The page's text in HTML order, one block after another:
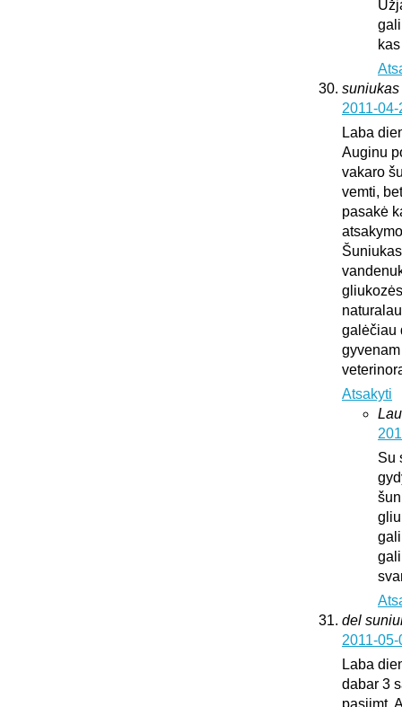
suniukas
2011-
Laba
Auginu
vakaro
vemti,
pasakė
galėčiau
Atsakyti
Su
del
2011-
Laba
dabar 3
pasiimt.